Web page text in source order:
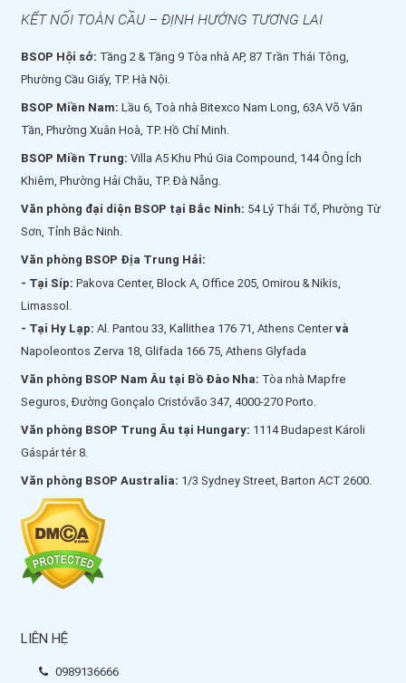
KẾT NỐI TOÀN CẦU – ĐỊNH HƯỚNG TƯƠNG LAI
BSOP Hội sở: Tầng 2 & Tầng 9 Tòa nhà AP, 87 Trần Thái Tông,
Phường Cầu Giấy, TP. Hà Nội.
BSOP Miền Nam: Lầu 6, Toà nhà Bitexco Nam Long, 63A Võ Văn
Tần, Phường Xuân Hoà, TP. Hồ Chí Minh.
BSOP Miền Trung: Villa A5 Khu Phú Gia Compound, 144 Ông Ích
Khiêm, Phường Hải Châu, TP. Đà Nẵng.
Văn phòng đại diện BSOP tại Bắc Ninh: 54 Lý Thái Tổ, Phường Từ
Sơn, Tỉnh Bắc Ninh.
Văn phòng BSOP Địa Trung Hải:
- Tại Síp: Pakova Center, Block A, Office 205, Omirou & Nikis,
Limassol.
- Tại Hy Lạp: Al. Pantou 33, Kallithea 176 71, Athens Centervà
Napoleontos Zerva 18, Glifada 166 75, Athens Glyfada
Văn phòng BSOP Nam Âu tại Bồ Đào Nha: Tòa nhà Mapfre
Seguros, Đường Gonçalo Cristóvão 347, 4000-270 Porto.
Văn phòng BSOP Trung Âu tại Hungary: 1114 Budapest Károli
Gáspár tér 8.
Văn phòng BSOP Australia: 1/3 Sydney Street, Barton ACT 2600.
LIÊN HỆ
0989136666